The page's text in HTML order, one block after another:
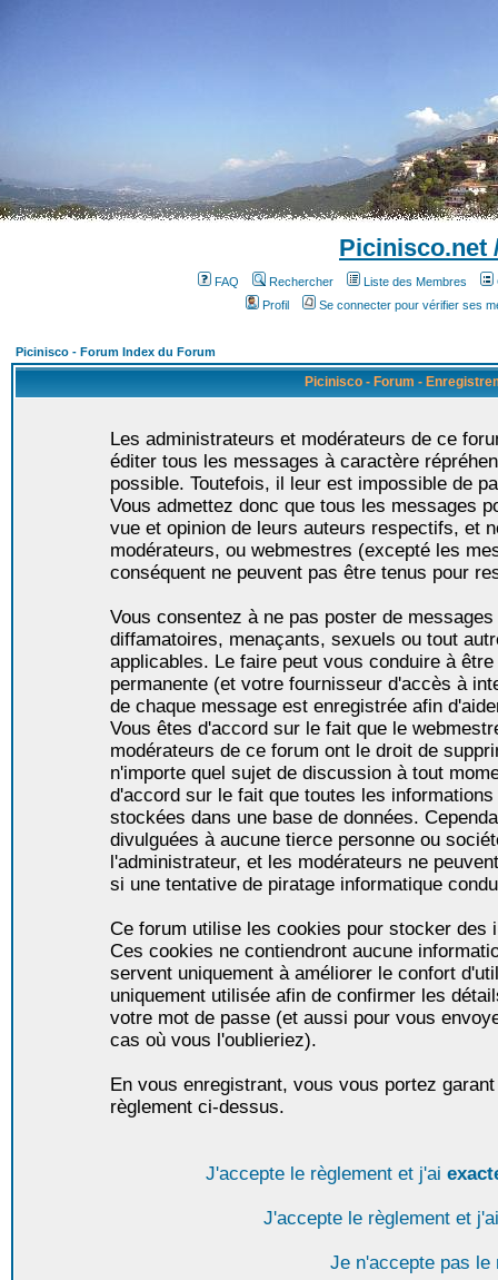
Picinisco.net
FAQ Rechercher Liste des Membres
Profil
Se connecter pour vérifier ses
Picinisco - Forum Index du Forum
Picinisco - Forum -
Les administrateurs et modérateurs de ce
éditer tous les messages à caractère
possible. Toutefois, il leur est impossible de
Vous admettez donc que tous les messages
vue et opinion de leurs auteurs respectifs, et
modérateurs, ou webmestres (excepté les
conséquent ne peuvent pas être tenus pour
Vous consentez à ne pas poster de
diffamatoires, menaçants, sexuels ou tout
applicables. Le faire peut vous conduire à
permanente (et votre fournisseur d'accès à
de chaque message est enregistrée afin
Vous êtes d'accord sur le fait que le
modérateurs de ce forum ont le droit de
n'importe quel sujet de discussion à tout
d'accord sur le fait que toutes les
stockées dans une base de données.
divulguées à aucune tierce personne ou
l'administrateur, et les modérateurs ne
si une tentative de piratage informatique
Ce forum utilise les cookies pour stocker des
Ces cookies ne contiendront aucune
servent uniquement à améliorer le confort
uniquement utilisée afin de confirmer les
votre mot de passe (et aussi pour vous
cas où vous l'oublieriez).
En vous enregistrant, vous vous portez
règlement ci-dessus.
J'accepte le règlement et j'ai
J'accepte le règlement et
Je n'accepte pas le